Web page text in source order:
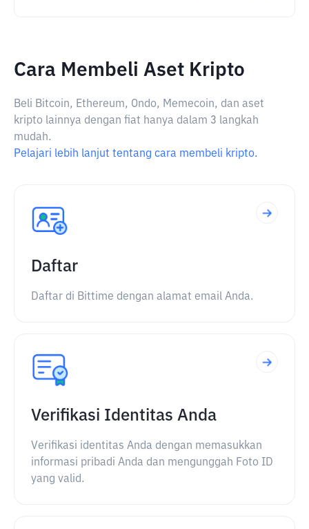
Cara Membeli Aset Kripto
Beli Bitcoin, Ethereum, Ondo, Memecoin, dan aset
kripto lainnya dengan fiat hanya dalam 3 langkah
mudah.
Pelajari lebih lanjut tentang cara membeli kripto.
Daftar
Daftar di Bittime dengan alamat email Anda.
Verifikasi Identitas Anda
Verifikasi identitas Anda dengan memasukkan
informasi pribadi Anda dan mengunggah Foto ID
yang valid.